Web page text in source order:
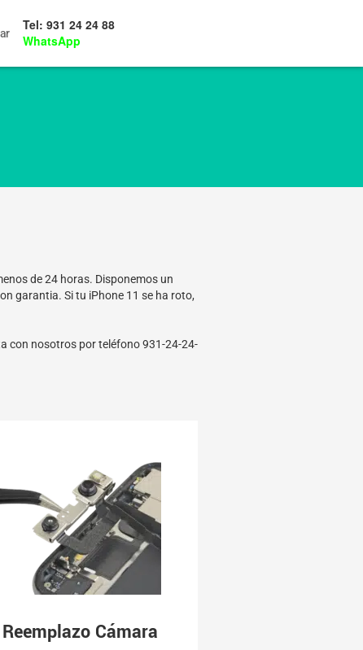
Tel: 931 24 24 88
WhatsApp
de 24 horas. Disponemos un
garantia. Si tu iPhone 11 se ha roto,
con nosotros por teléfono 931-24-24-
Reemplazo Cámara